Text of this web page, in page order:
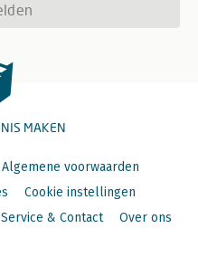
MAKEN
Algemene voorwaarden
Cookie instellingen
Service & Contact Over ons